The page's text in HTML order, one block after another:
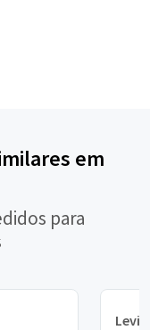
em
para
Levi